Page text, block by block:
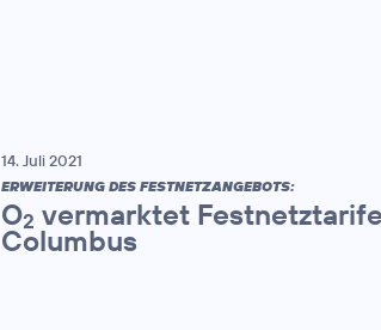
14. Juli 2021
ERWEITERUNG DES FESTNETZANGEBOTS:
O2 vermarktet
Columbus